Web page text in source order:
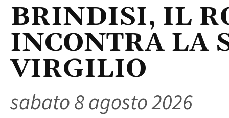
BRINDISI, IL
INCONTRA LA
VIRGILIO
sabato 8 agosto 2026